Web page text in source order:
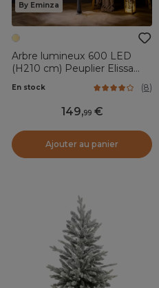
By Eminza
Arbre lumineux 600 LED
(H210 cm) Peuplier Elissa
En stock (8)
149,99
Ajouter au panier